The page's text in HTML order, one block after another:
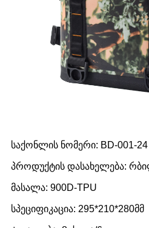
საქონლის ნომერი: BD-001-24
პროდუქტის დასახელება:
მასალა: 900D-TPU
სპეციფიკაცია: 295*210*280მმ